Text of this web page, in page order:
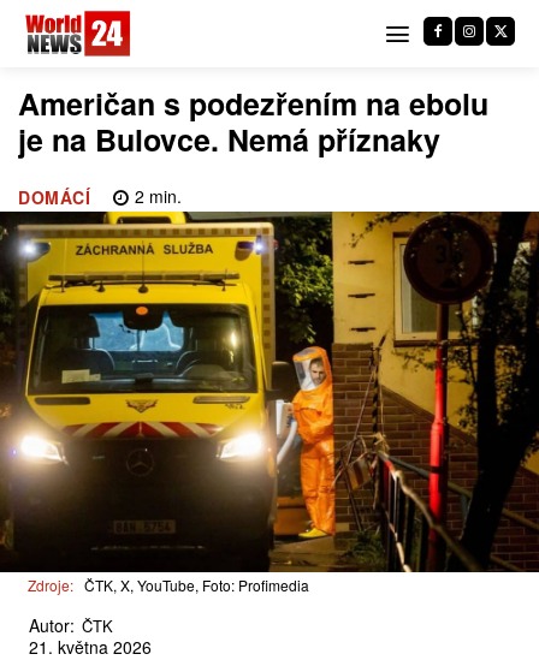
Američan s podezřením na ebolu
je na Bulovce. Nemá příznaky
DOMÁCÍ 2 min.
Zdroje: ČTK, X, YouTube, Foto: Profimedia
Autor: ČTK
21. května 2026